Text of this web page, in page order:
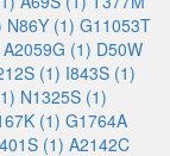
N86Y (1) G11053T
A2059G (1) D50W
(1) I843S (1)
N1325S (1)
(1) G1764A
(1) A2142C